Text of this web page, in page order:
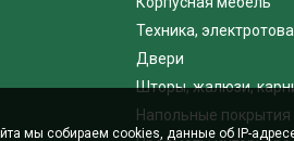
Техника,
Двери
Шторы, жалюзи,
Напольные покрытия
мы собираем cookies, данные об IP-